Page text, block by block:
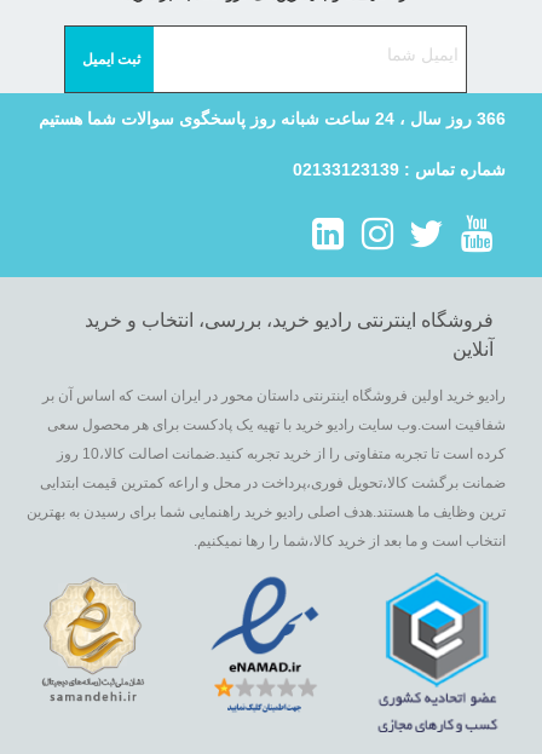
366 روز سال ، 24 ساعت شبانه روز پاسخگوی سوالات شما هستیم
شماره تماس : 02133123139
فروشگاه اینترنتی رادیو خرید، بررسی، انتخاب و خرید
آنلاین
رادیو خرید اولین فروشگاه اینترنتی داستان محور در ایران است که اساس آن بر
شفافیت است.وب سایت رادیو خرید با تهیه یک پادکست برای هر محصول سعی
کرده است تا تجربه متفاوتی را از خرید تجربه کنید.ضمانت اصالت کالا،10 روز
ضمانت برگشت کالا،تحویل فوری،پرداخت در محل و اراعه کمترین قیمت ابتدایی
ترین وظایف ما هستند.هدف اصلی رادیو خرید راهنمایی شما برای رسیدن به بهترین
انتخاب است و ما بعد از خرید کالا،شما را رها نمیکنیم.